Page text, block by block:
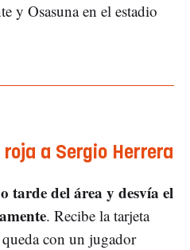
y Osasuna en el estadio
a Sergio Herrera
tarde del área y desvía el
. Recibe la tarjeta
con un jugador